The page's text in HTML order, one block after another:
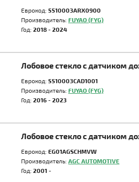
Еврокод: 5510003ARX0900
Производитель: FUYAO (FYG)
Год: 2018 - 2024
Лобовое стекло с датчиком
Еврокод: 5510003CAD1001
Производитель: FUYAO (FYG)
Год: 2016 - 2023
Лобовое стекло с датчиком
Еврокод: EG01AGSCHMVW
Производитель: AGC AUTOMOTIVE
Год: 2001 -